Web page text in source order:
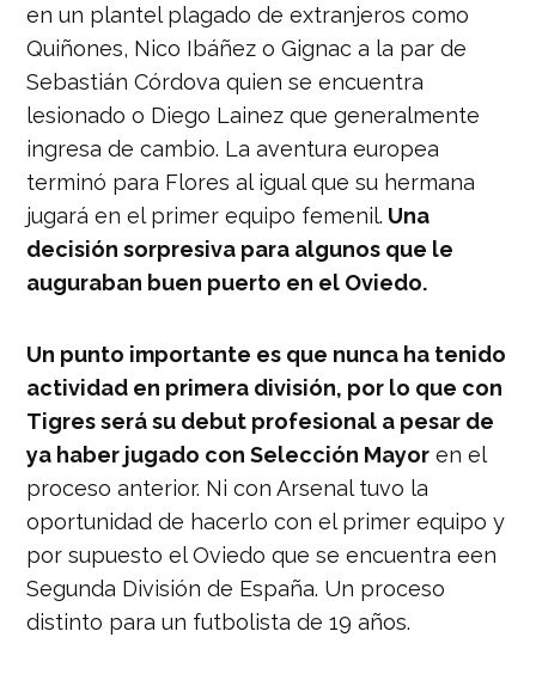
en un plantel plagado de extranjeros como
Quiñones, Nico Ibáñez o Gignac a la par de
Sebastián Córdova quien se encuentra
lesionado o Diego Lainez que generalmente
ingresa de cambio. La aventura europea
terminó para Flores al igual que su hermana
jugará en el primer equipo femenil. Una
decisión sorpresiva para algunos que le
auguraban buen puerto en el Oviedo.
Un punto importante es que nunca ha tenido
actividad en primera división, por lo que con
Tigres será su debut profesional a pesar de
ya haber jugado con Selección Mayor en el
proceso anterior. Ni con Arsenal tuvo la
oportunidad de hacerlo con el primer equipo y
por supuesto el Oviedo que se encuentra een
Segunda División de España. Un proceso
distinto para un futbolista de 19 años.